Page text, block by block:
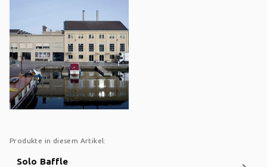
Produkte in diesem Artikel:
Solo Baffle